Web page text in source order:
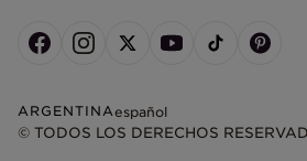
ARGENTINAespañol
© TODOS LOS DERECHOS